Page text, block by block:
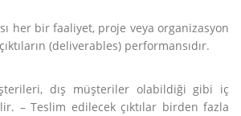
her bir faaliyet, proje veya organizasyon
(deliverables) performansıdır.
dış müşteriler olabildiği gibi iç
– Teslim edilecek çıktılar birden fazla